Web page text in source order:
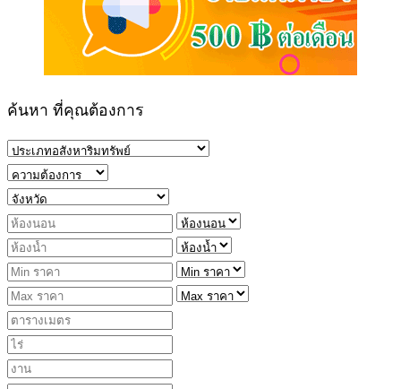
ค้นหา ที่คุณต้องการ